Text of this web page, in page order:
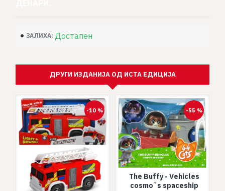
ЗАЛИХА: Достапен
ДРУГИ ИЗДАНИЈА ОД ИСТА ЕДИЦИЈА
-10 % -55 %
The Buffy - Vehicles
cosmo`s spaceship